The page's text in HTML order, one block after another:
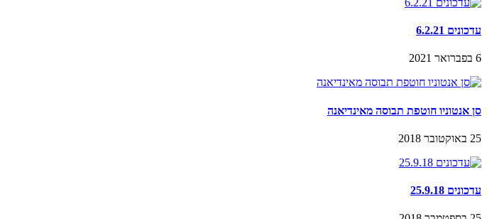
עדכונים 6.2.21
6 בפברואר 2021
סן אנטוניו חוטפת תבוסה מאינדיאנה
25 באוקטובר 2018
עדכונים 25.9.18